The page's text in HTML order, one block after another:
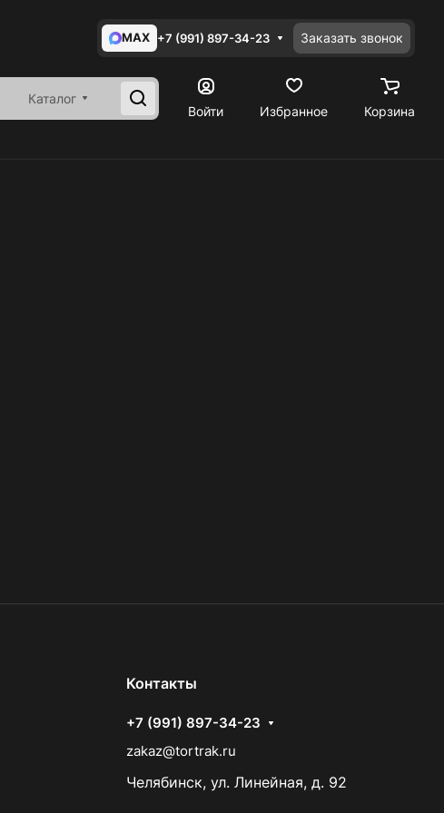
MAX +7 (991) 897-34-23 Заказать звонок
Каталог
Войти
Избранное Корзина
Контакты
+7 (991) 897-34-23
zakaz@tortrak.ru
Челябинск, ул. Линейная, д. 92